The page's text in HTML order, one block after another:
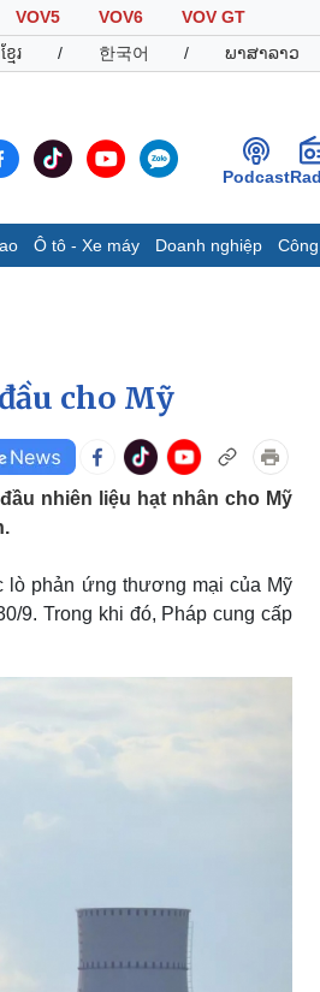
VOV5 VOV6
VOV GT
ខ្មែរ / 한국어 / ພາສາລາວ
Podcast
Ô tô - Xe máy Doanh nghiệp
E-Magazine
Infographic
Ô tô - Xe máy
Ô tô
Tư vấn
Doanh
Thông
Doanh
Doanh
Vì cộng
Sao Việt
cho Mỹ
nhiên liệu hạt nhân cho Mỹ
lò phản ứng thương mại của Mỹ
9. Trong khi đó, Pháp cung cấp